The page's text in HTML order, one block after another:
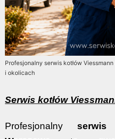
Profesjonalny serwis kotłów
i okolicach
Serwis kotłów
Profesjonalny serwis